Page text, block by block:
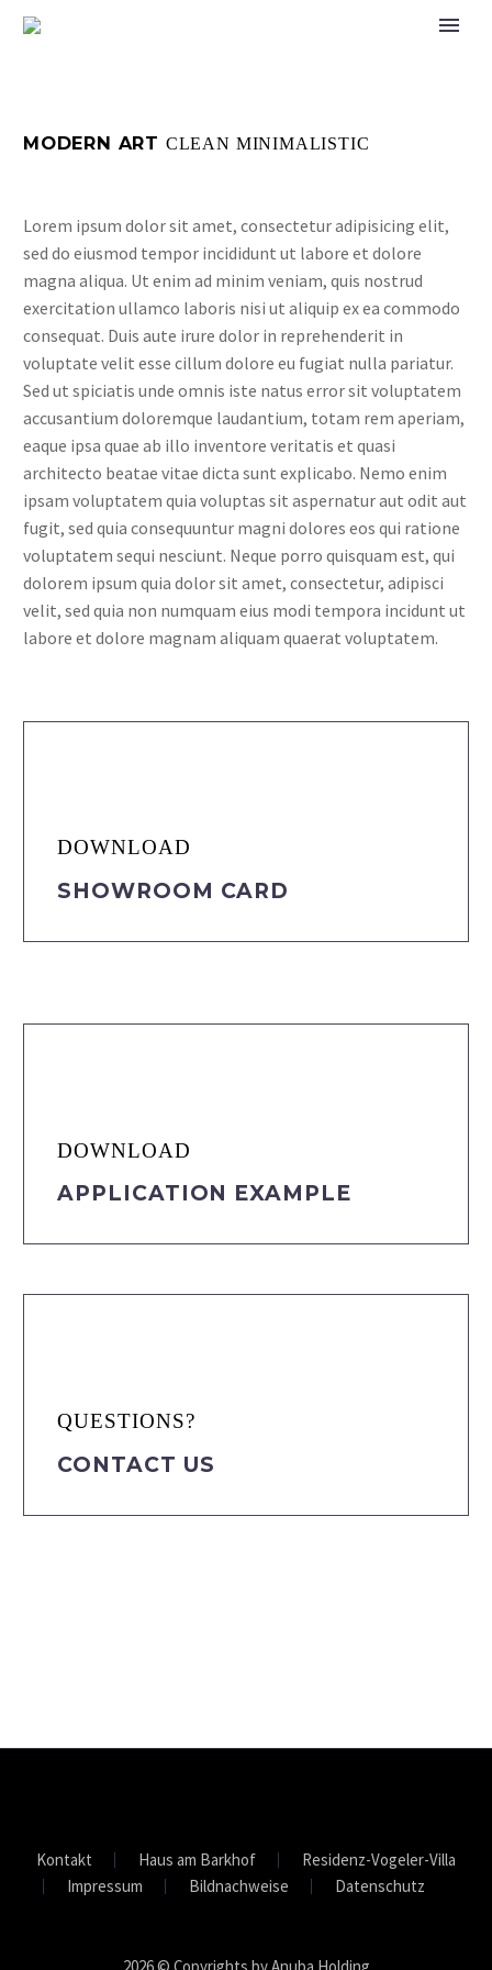
MODERN ART CLEAN MINIMALISTIC
Lorem ipsum dolor sit amet, consectetur adipisicing elit,
sed do eiusmod tempor incididunt ut labore et dolore
magna aliqua. Ut enim ad minim veniam, quis nostrud
exercitation ullamco laboris nisi ut aliquip ex ea commodo
consequat. Duis aute irure dolor in reprehenderit in
voluptate velit esse cillum dolore eu fugiat nulla pariatur.
Sed ut spiciatis unde omnis iste natus error sit voluptatem
accusantium doloremque laudantium, totam rem aperiam,
eaque ipsa quae ab illo inventore veritatis et quasi
architecto beatae vitae dicta sunt explicabo. Nemo enim
ipsam voluptatem quia voluptas sit aspernatur aut odit aut
fugit, sed quia consequuntur magni dolores eos qui ratione
voluptatem sequi nesciunt. Neque porro quisquam est, qui
dolorem ipsum quia dolor sit amet, consectetur, adipisci
velit, sed quia non numquam eius modi tempora incidunt ut
labore et dolore magnam aliquam quaerat voluptatem.
DOWNLOAD
SHOWROOM CARD
DOWNLOAD
APPLICATION EXAMPLE
QUESTIONS?
CONTACT US
Kontakt Haus am Barkhof
Residenz-Vogeler-Villa
Impressum
Bildnachweise Datenschutz